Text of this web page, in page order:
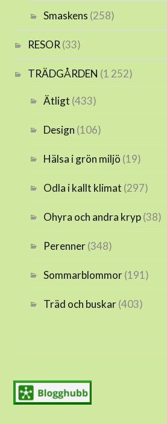
Smaskens (258)
RESOR(33)
TRÄDGÅRDEN (1 252)
Ätligt (433)
Design (106)
Hälsa i grön miljö (19)
Odla i kallt klimat (297)
Ohyra och andra kryp(38)
Perenner(348)
Sommarblommor(191)
Träd och buskar(403)